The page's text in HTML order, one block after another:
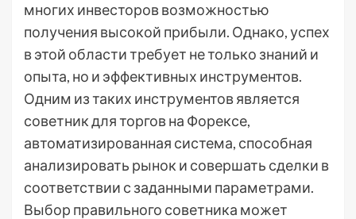
многих инвесторов возможностью
получения высокой прибыли. Однако, успех
в этой области требует не только знаний и
опыта, но и эффективных инструментов.
Одним из таких инструментов является
советник для торгов на Форексе,
автоматизированная система, способная
анализировать рынок и совершать сделки в
соответствии с заданными параметрами.
Выбор правильного советника может